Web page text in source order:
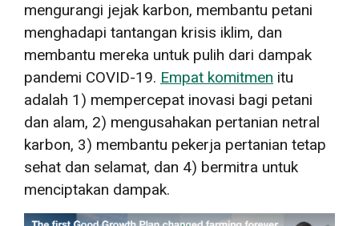
mengurangi jejak karbon, membantu petani
menghadapi tantangan krisis iklim, dan
membantu mereka untuk pulih dari dampak
pandemi COVID-19. Empat komitmen itu
adalah 1) mempercepat inovasi bagi petani
dan alam, 2) mengusahakan pertanian netral
karbon, 3) membantu pekerja pertanian tetap
sehat dan selamat, dan 4) bermitra untuk
menciptakan dampak.